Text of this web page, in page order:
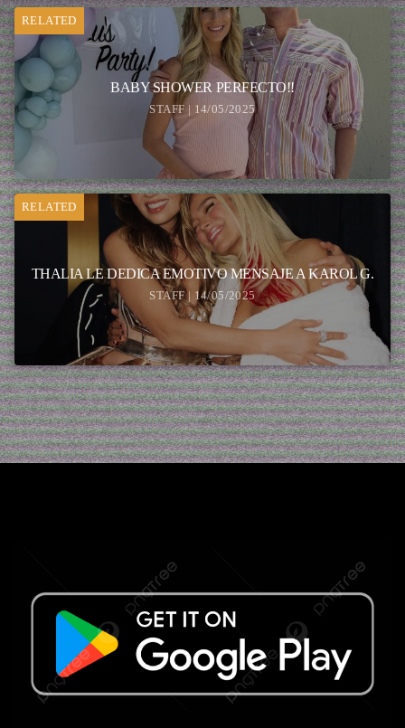
RELATED
BABY SHOWER PERFECTO!!
STAFF | 14/05/2025
RELATED
THALIA LE DEDICA EMOTIVO MENSAJE A KAROL G.
STAFF | 14/05/2025